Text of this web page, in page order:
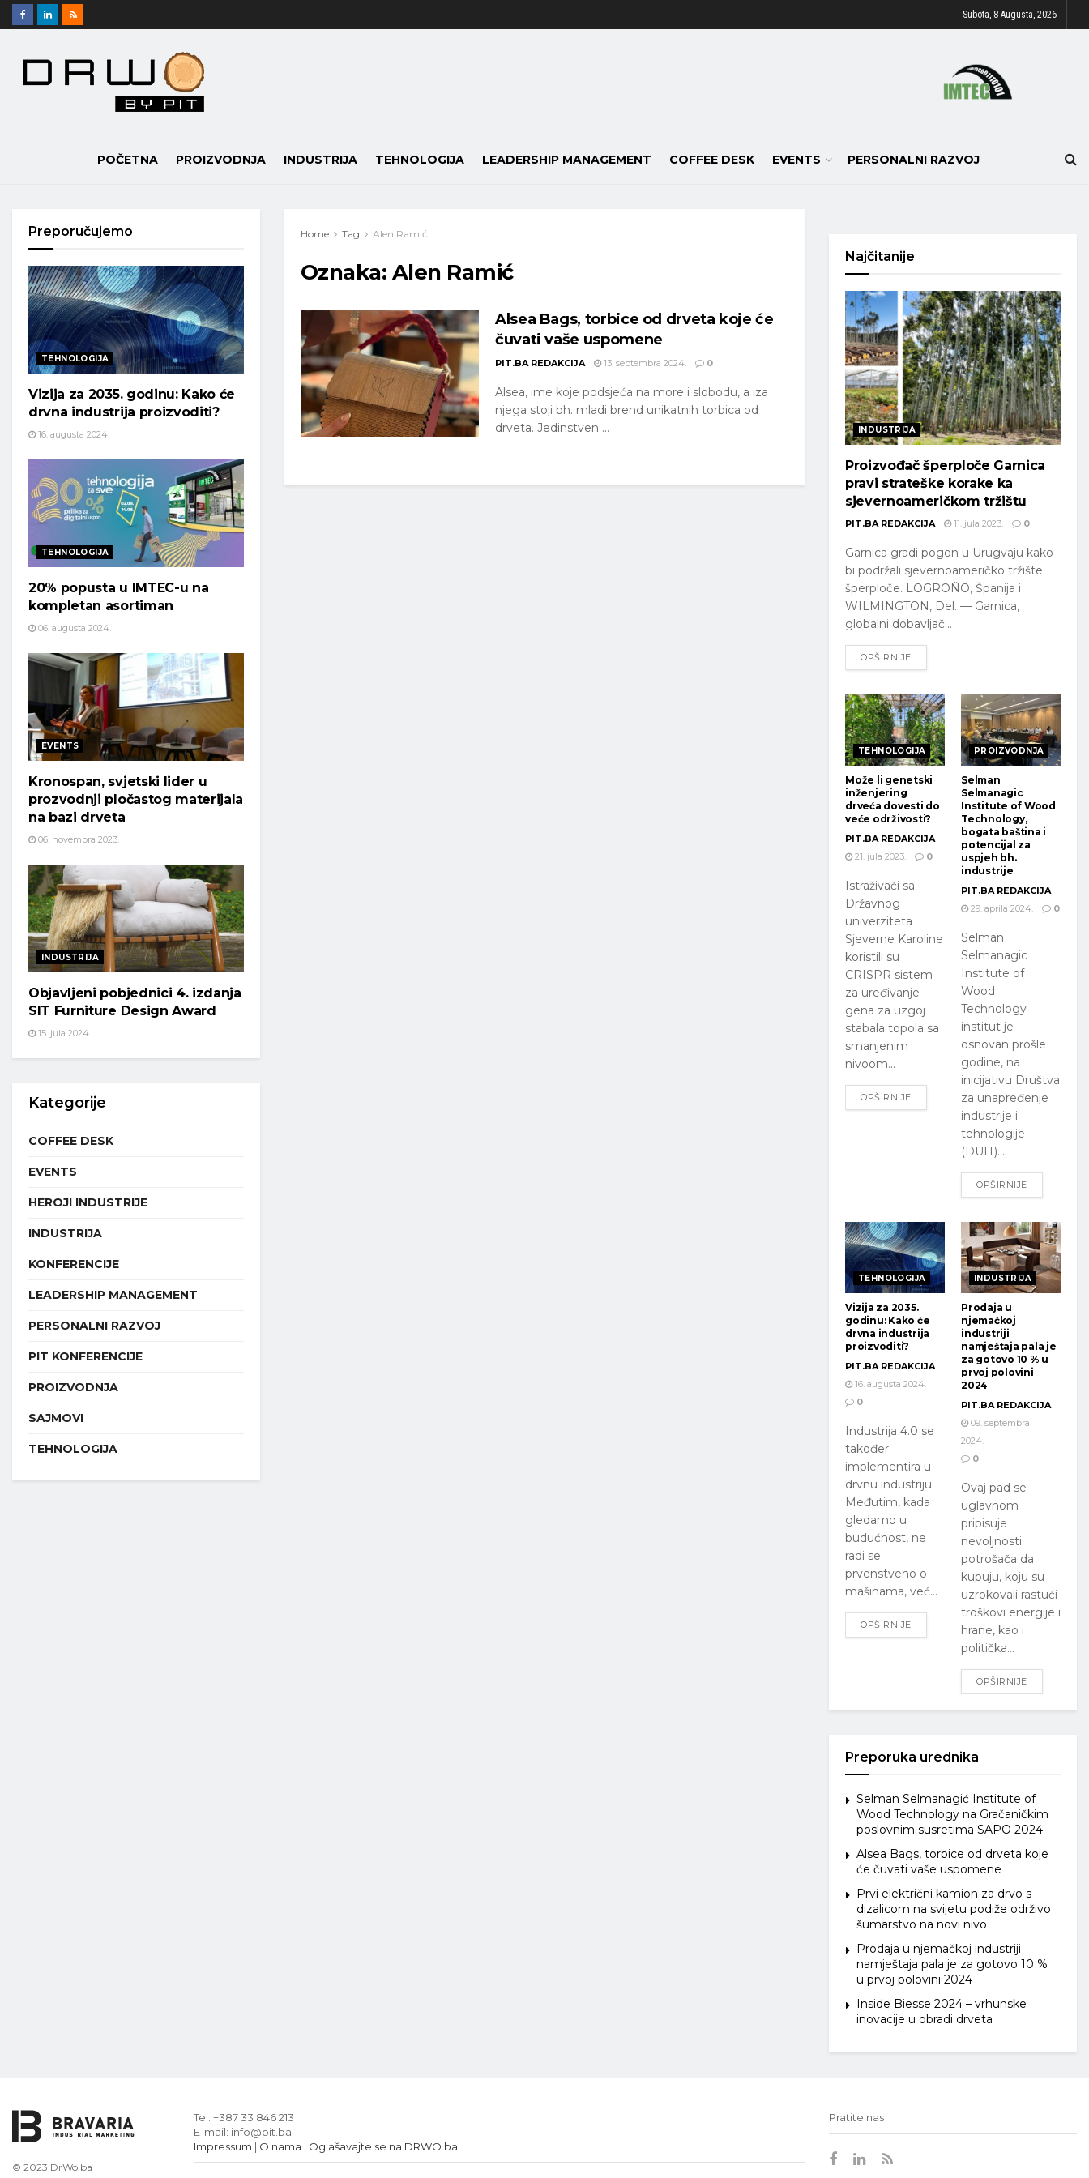
Subota, 8 Augusta, 2026
POČETNA PROIZVODNJA INDUSTRIJA TEHNOLOGIJA LEADERSHIP MANAGEMENT COFFEE DESK EVENTS PERSONALNI RAZVOJ
Home Tag Alen Ramić
Oznaka: Alen Ramić
Alsea Bags, torbice od drveta koje će
čuvati vaše uspomene
PIT.BA REDAKCIJA 13. septembra 2024. 0
Alsea, ime koje podsjeća na more i slobodu, a iza
njega stoji bh. mladi brend unikatnih torbica od
drveta. Jedinstven ...
Preporučujemo
TEHNOLOGIJA
Vizija za 2035. godinu: Kako će
drvna industrija proizvoditi?
16. augusta 2024.
TEHNOLOGIJA
20% popusta u IMTEC-u na
kompletan asortiman
06. augusta 2024.
EVENTS
Kronospan, svjetski lider u
prozvodnji pločastog materijala
na bazi drveta
06. novembra 2023.
INDUSTRIJA
Objavljeni pobjednici 4. izdanja
SIT Furniture Design Award
15. jula 2024.
Kategorije
COFFEE DESK
EVENTS
HEROJI INDUSTRIJE
INDUSTRIJA
KONFERENCIJE
LEADERSHIP MANAGEMENT
PERSONALNI RAZVOJ
PIT KONFERENCIJE
PROIZVODNJA
SAJMOVI
TEHNOLOGIJA
Najčitanije
INDUSTRIJA
Proizvođač šperploče Garnica
pravi strateške korake ka
sjevernoameričkom tržištu
PIT.BA REDAKCIJA 11. jula 2023. 0
Garnica gradi pogon u Urugvaju kako
bi podržali sjevernoameričko tržište
šperploče. LOGROÑO, Španija i
WILMINGTON, Del. — Garnica,
globalni dobavljač...
OPŠIRNIJE
TEHNOLOGIJA
Može li genetski
inženjering
drveća dovesti do
veće održivosti?
PIT.BA REDAKCIJA
21. jula 2023.
0
Istraživači sa
Državnog
univerziteta
Sjeverne Karoline
koristili su
CRISPR sistem
za uređivanje
gena za uzgoj
stabala topola sa
smanjenim
nivoom...
OPŠIRNIJE
PROIZVODNJA
Selman
Selmanagic
Institute of Wood
Technology,
bogata baština i
potencijal za
uspjeh bh.
industrije
PIT.BA REDAKCIJA
29. aprila 2024.
0
Selman
Selmanagic
Institute of
Wood
Technology
institut je
osnovan prošle
godine, na
inicijativu Društva
za unapređenje
industrije i
tehnologije
(DUIT)....
OPŠIRNIJE
TEHNOLOGIJA
Vizija za 2035.
godinu: Kako će
drvna industrija
proizvoditi?
PIT.BA REDAKCIJA
16. augusta 2024.
0
Industrija 4.0 se
također
implementira u
drvnu industriju.
Međutim, kada
gledamo u
budućnost, ne
radi se
prvenstveno o
mašinama, već...
OPŠIRNIJE
INDUSTRIJA
Prodaja u
njemačkoj
industriji
namještaja pala je
za gotovo 10 % u
prvoj polovini
2024
PIT.BA REDAKCIJA
09. septembra
2024.
0
Ovaj pad se
uglavnom
pripisuje
nevoljnosti
potrošača da
kupuju, koju su
uzrokovali rastući
troškovi energije i
hrane, kao i
politička...
OPŠIRNIJE
Preporuka urednika
Selman Selmanagić Institute of
Wood Technology na Gračaničkim
poslovnim susretima SAPO 2024.
Alsea Bags, torbice od drveta koje
će čuvati vaše uspomene
Prvi električni kamion za drvo s
dizalicom na svijetu podiže održivo
šumarstvo na novi nivo
Prodaja u njemačkoj industriji
namještaja pala je za gotovo 10 %
u prvoj polovini 2024
Inside Biesse 2024 – vrhunske
inovacije u obradi drveta
© 2023 DrWo.ba
Tel. +387 33 846 213
E-mail: info@pit.ba
Impressum | O nama | Oglašavajte se na DRWO.ba
Pratite nas